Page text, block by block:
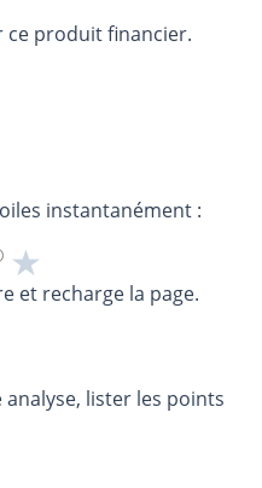
ce produit financier.
instantanément :
★
et recharge la page.
lister les points